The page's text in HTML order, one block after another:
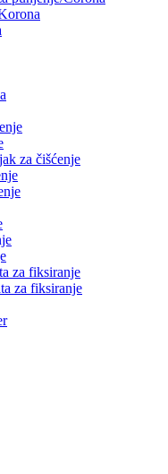
za čišćenje
za fiksiranje
za fiksiranje